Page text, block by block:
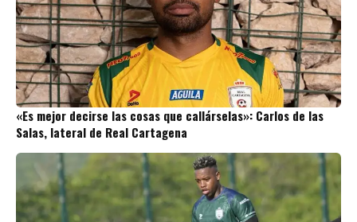
«Es mejor decirse las cosas que callárselas»: Carlos de las
Salas, lateral de Real Cartagena